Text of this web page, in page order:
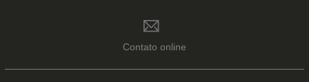
Contato online